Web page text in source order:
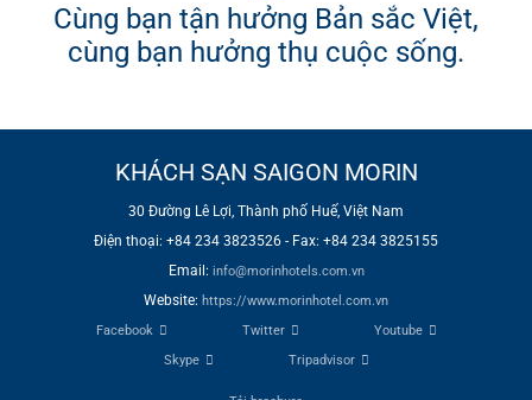
Cùng bạn tận hưởng Bản sắc Việt,
cùng bạn hưởng thụ cuộc sống.
KHÁCH SẠN SAIGON MORIN
30 Đường Lê Lợi, Thành phố Huế, Việt Nam
Điện thoại: +84 234 3823526 - Fax: +84 234 3825155
Email: info@morinhotels.com.vn​
Website: https://www.morinhotel.com.vn
Facebook
Twitter
Youtube
Skype
Tripadvisor